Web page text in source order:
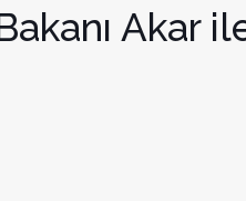
Akar